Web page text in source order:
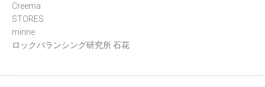
Creema
STORES
minne
ロックバランシング研究所 石花